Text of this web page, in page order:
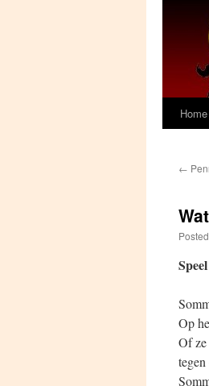
Home
←
Op
Of ze